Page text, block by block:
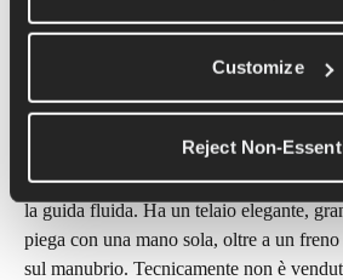
Customize
Reject Non-
2. Thule Urban Glide 3
Ideale per: sensazione di leggerezza e
Il nuovo Thule Urban Glide 3 spicca per
la guida fluida. Ha un telaio elegante,
piega con una mano sola, oltre a un
sul manubrio. Tecnicamente non è